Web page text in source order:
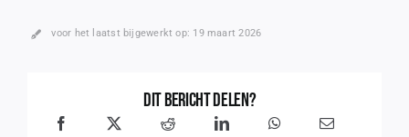
voor het laatst bijgewerkt op: 19 maart 2026
Dit bericht delen?